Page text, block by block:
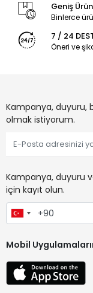
Geniş
Binlerce
7 / 24
Öneri ve
Kampanya, duyuru,
olmak istiyorum.
Kampanya, duyuru
için kayıt olun.
Mobil